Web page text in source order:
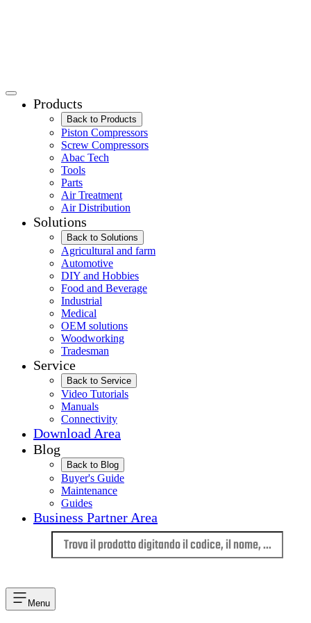
Products
Back to Products
Piston Compressors
Screw Compressors
Abac Tech
Tools
Parts
Air Treatment
Air Distribution
Solutions
Back to Solutions
Agricultural and farm
Automotive
DIY and Hobbies
Food and Beverage
Industrial
Medical
OEM solutions
Woodworking
Tradesman
Service
Back to Service
Video Tutorials
Manuals
Connectivity
Download Area
Blog
Back to Blog
Buyer's Guide
Maintenance
Guides
Business Partner Area
Menu